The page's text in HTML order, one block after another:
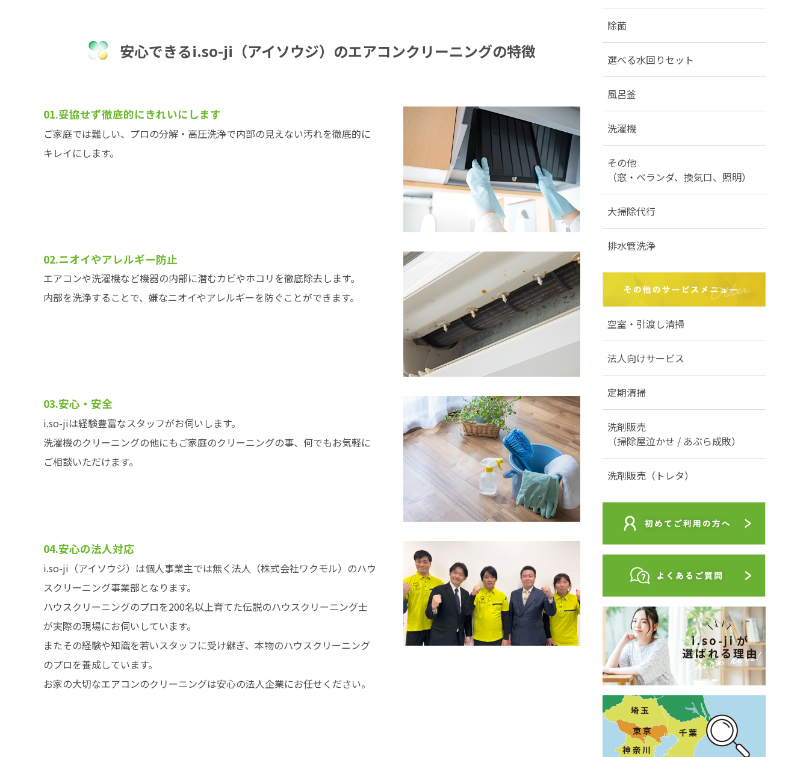
安心できるi.so-ji（アイソウジ）のエアコンクリーニングの特徴
01.妥協せず徹底的にきれいにします
ご家庭では難しい、プロの分解・高圧洗浄で内部の見えない汚れを徹底的に
キレイにします。
02.ニオイやアレルギー防止
エアコンや洗濯機など機器の内部に潜むカビやホコリを徹底除去します。
内部を洗浄することで、嫌なニオイやアレルギーを防ぐことができます。
03.安心・安全
i.so-jiは経験豊富なスタッフがお伺いします。
洗濯機のクリーニングの他にもご家庭のクリーニングの事、何でもお気軽に
ご相談いただけます。
04.安心の法人対応
i.so-ji（アイソウジ）は個人事業主では無く法人（株式会社ワクモル）のハウ
スクリーニング事業部となります。
ハウスクリーニングのプロを200名以上育てた伝説のハウスクリーニング士
が実際の現場にお伺いしています。
またその経験や知識を若いスタッフに受け継ぎ、本物のハウスクリーニング
のプロを養成しています。
お家の大切なエアコンのクリーニングは安心の法人企業にお任せください。
除菌
選べる水回りセット
風呂釜
洗濯機
その他
（窓・ベランダ、換気口、照明）
大掃除代行
排水管洗浄
空室・引渡し清掃
法人向けサービス
定期清掃
洗剤販売
（掃除屋泣かせ / あぶら成敗）
洗剤販売（トレタ）